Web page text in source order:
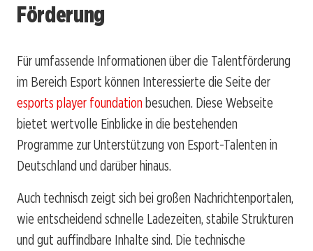
Förderung
Für umfassende Informationen über die Talentförderung
im Bereich Esport können Interessierte die Seite der
esports player foundation besuchen. Diese Webseite
bietet wertvolle Einblicke in die bestehenden
Programme zur Unterstützung von Esport-Talenten in
Deutschland und darüber hinaus.
Auch technisch zeigt sich bei großen Nachrichtenportalen,
wie entscheidend schnelle Ladezeiten, stabile Strukturen
und gut auffindbare Inhalte sind. Die technische